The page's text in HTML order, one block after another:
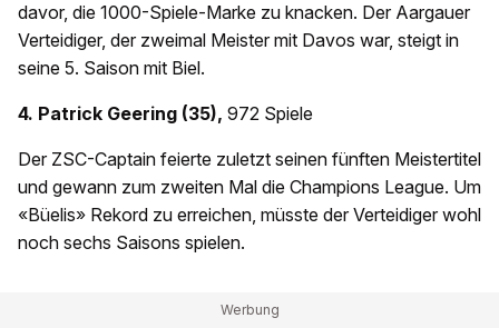
davor, die 1000-Spiele-Marke zu knacken. Der Aargauer
Verteidiger, der zweimal Meister mit Davos war, steigt in
seine 5. Saison mit Biel.
4. Patrick Geering (35), 972 Spiele
Der ZSC-Captain feierte zuletzt seinen fünften Meistertitel
und gewann zum zweiten Mal die Champions League. Um
«Büelis» Rekord zu erreichen, müsste der Verteidiger wohl
noch sechs Saisons spielen.